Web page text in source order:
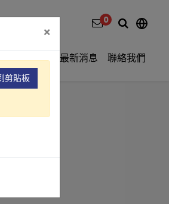
工程實績 最新消息 聯絡我們
0
×
剪貼板